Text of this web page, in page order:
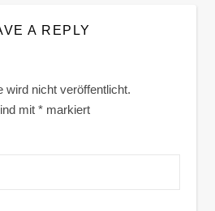
A REPLY
wird nicht veröffentlicht.
mit * markiert